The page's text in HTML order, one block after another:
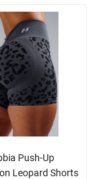
Push-Up
Leopard Shorts